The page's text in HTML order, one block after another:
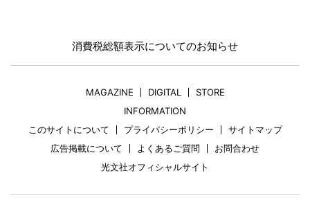
消費税総額表示についてのお知らせ
MAGAZINE DIGITAL
STORE
INFORMATION
このサイトについて
プライバシーポリシー
サイトマップ
広告掲載について
よくあるご質問
お問合わせ
光文社オフィシャルサイト